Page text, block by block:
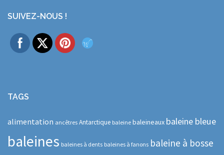
SUIVEZ-NOUS !
TAGS
alimentation ancêtres Antarctique baleine baleineaux baleine bleue
baleines baleines à dents baleines à fanons baleine à bosse